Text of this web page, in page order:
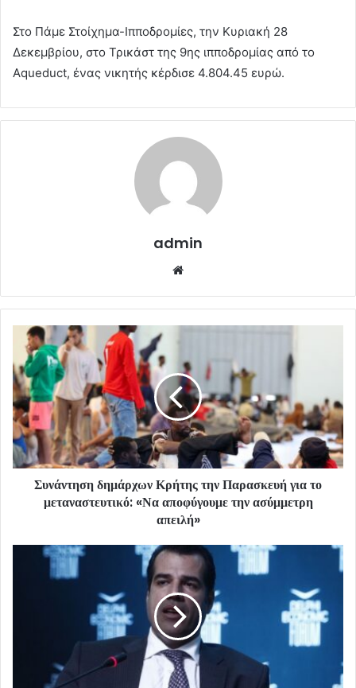
Στο Πάμε Στοίχημα-Ιπποδρομίες, την Κυριακή 28
Δεκεμβρίου, στο Τρικάστ της 9ης ιπποδρομίας από το
Aqueduct, ένας νικητής κέρδισε 4.804.45 ευρώ.
admin
Συνάντηση δημάρχων Κρήτης την Παρασκευή για το
μεταναστευτικό: «Να αποφύγουμε την ασύμμετρη
απειλή»